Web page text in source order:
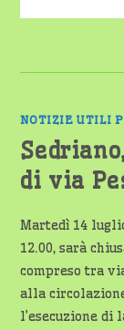
NOTIZIE UTILI
di via
Martedì 14
12.00, sarà
compreso tra
alla
l’esecuzione